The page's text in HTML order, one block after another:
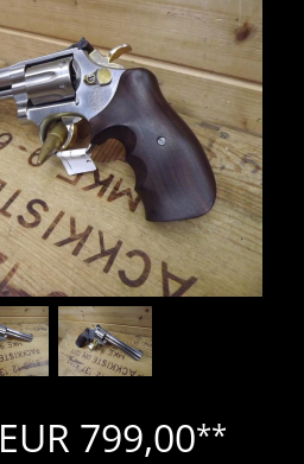
EUR 799,00**